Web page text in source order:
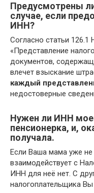
Предусмотрены
случае, если
ИНН?
Согласно статьи
«Представление
документов,
влечет взыскание
каждый
недостоверные
Нужен ли ИНН
пенсионерка, и,
получала.
Если Ваша мама уже не
взаимодействует с
ИНН для неё нет. С
налогоплательщика